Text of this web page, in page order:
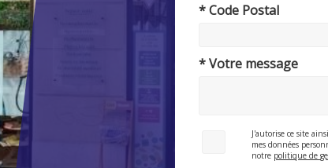
* Code Postal
* Votre message
J'autorise ce site
mes données
notre politique de